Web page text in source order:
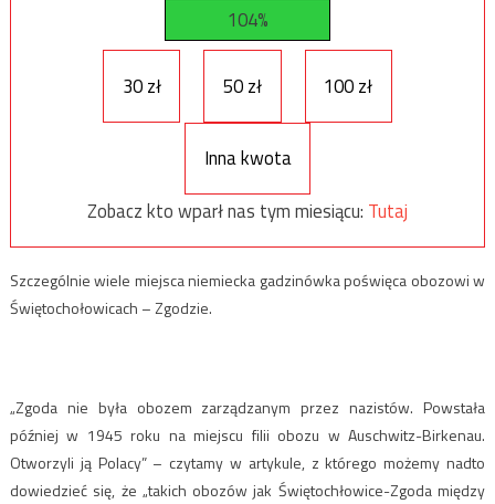
104%
30 zł 50 zł 100 zł
Inna kwota
Zobacz kto wparł nas tym miesiącu: Tutaj
Szczególnie wiele miejsca niemiecka gadzinówka poświęca obozowi w
Świętochołowicach – Zgodzie.
„Zgoda nie była obozem zarządzanym przez nazistów. Powstała
później w 1945 roku na miejscu filii obozu w Auschwitz-Birkenau.
Otworzyli ją Polacy” – czytamy w artykule, z którego możemy nadto
dowiedzieć się, że „takich obozów jak Świętochłowice-Zgoda między